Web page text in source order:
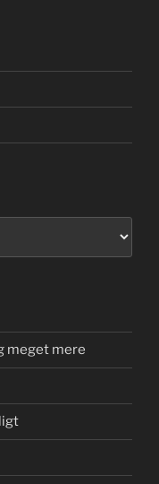
meget mere